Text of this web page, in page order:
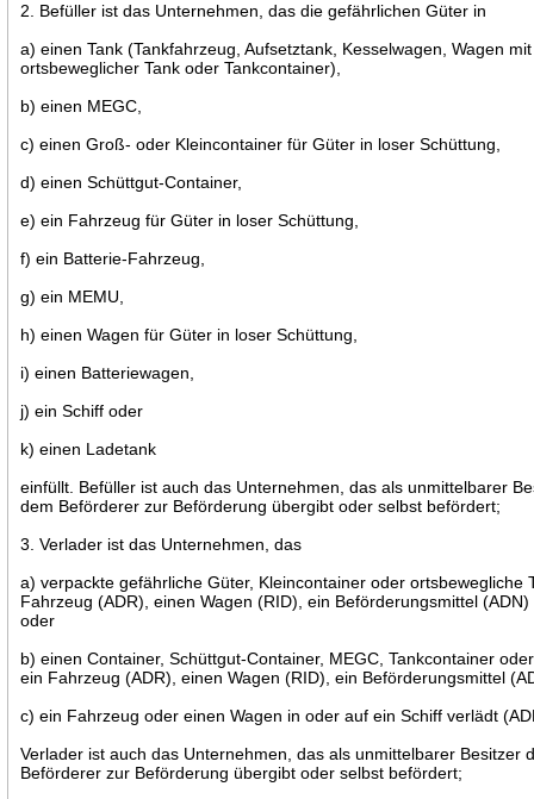
2. Befüller ist das Unternehmen, das die gefährlichen Güter in
a) einen Tank (Tankfahrzeug, Aufsetztank, Kesselwagen, Wagen
ortsbeweglicher Tank oder Tankcontainer),
b) einen MEGC,
c) einen Groß- oder Kleincontainer für Güter in loser Schüttung,
d) einen Schüttgut-Container,
e) ein Fahrzeug für Güter in loser Schüttung,
f) ein Batterie-Fahrzeug,
g) ein MEMU,
h) einen Wagen für Güter in loser Schüttung,
i) einen Batteriewagen,
j) ein Schiff oder
k) einen Ladetank
einfüllt. Befüller ist auch das Unternehmen, das als unmittelbarer
dem Beförderer zur Beförderung übergibt oder selbst befördert;
3. Verlader ist das Unternehmen, das
a) verpackte gefährliche Güter, Kleincontainer oder ortsbewegliche
Fahrzeug (ADR), einen Wagen (RID), ein Beförderungsmittel
oder
b) einen Container, Schüttgut-Container, MEGC, Tankcontainer
ein Fahrzeug (ADR), einen Wagen (RID), ein Beförderungsmittel
c) ein Fahrzeug oder einen Wagen in oder auf ein Schiff verlädt
Verlader ist auch das Unternehmen, das als unmittelbarer Besitzer
Beförderer zur Beförderung übergibt oder selbst befördert;